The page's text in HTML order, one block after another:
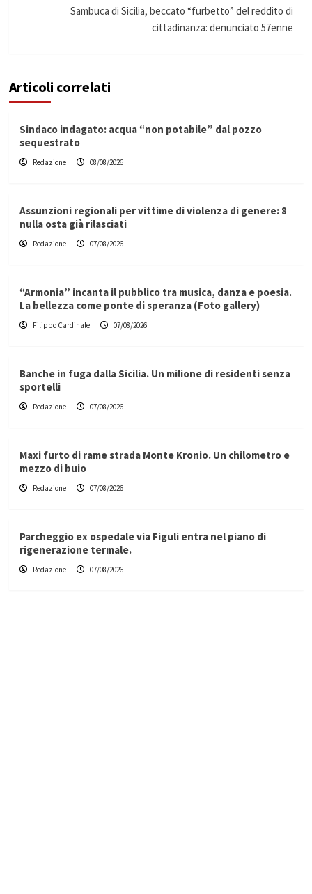
Sambuca di Sicilia, beccato “furbetto” del reddito di
cittadinanza: denunciato 57enne
Articoli correlati
Sindaco indagato: acqua “non potabile” dal pozzo
sequestrato
Redazione 08/08/2026
Assunzioni regionali per vittime di violenza di genere: 8
nulla osta già rilasciati
Redazione 07/08/2026
“Armonia” incanta il pubblico tra musica, danza e poesia.
La bellezza come ponte di speranza (Foto gallery)
Filippo Cardinale 07/08/2026
Banche in fuga dalla Sicilia. Un milione di residenti senza
sportelli
Redazione 07/08/2026
Maxi furto di rame strada Monte Kronio. Un chilometro e
mezzo di buio
Redazione 07/08/2026
Parcheggio ex ospedale via Figuli entra nel piano di
rigenerazione termale.
Redazione 07/08/2026